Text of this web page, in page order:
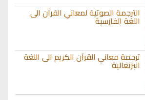
الترجمة الصوتية لمعاني القرآن الى
اللغة الفارسية
ترجمة معاني القرآن الكريم الى اللغة
البرتغالية